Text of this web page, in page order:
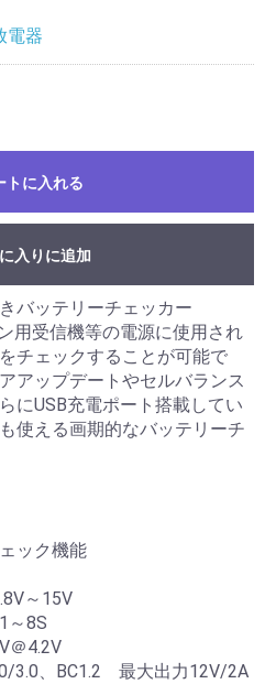
電器
トに入れる
入りに追加
バッテリーチェッカー
用受信機等の電源に使用され
チェックすることが可能で
アップデートやセルバランス
にUSB充電ポート搭載してい
使える画期的なバッテリーチ
ック機能
～15V
～8S
＠4.2V
3.0、BC1.2 最大出力12V/2A